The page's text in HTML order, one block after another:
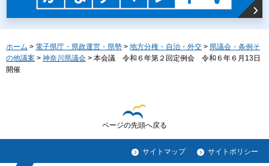
ホーム > 電子県庁・県政運営・県勢 > 地方分権・自治・外交 > 県議会・条例そ
の他議案 > 神奈川県議会 > 本会議 令和６年第２回定例会 令和６年６月13日
開催
ページの先頭へ戻る
サイトマップ サイトポリシー